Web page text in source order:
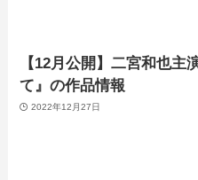
【12月公開】二宮和也主
て』の作品情報
2022年12月27日